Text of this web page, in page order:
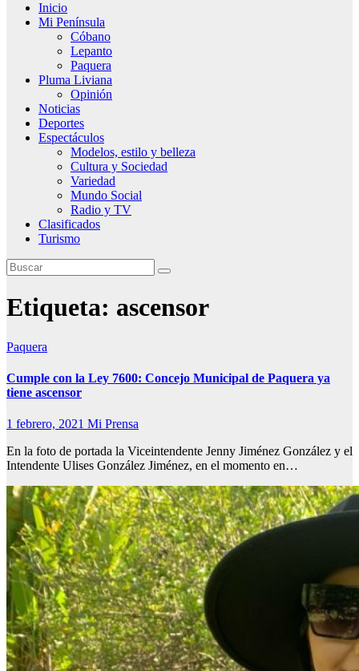
Inicio
Mi Península
Cóbano
Lepanto
Paquera
Pluma Liviana
Opinión
Noticias
Deportes
Espectáculos
Modelos, estilo y belleza
Cultura y Sociedad
Variedad
Mundo Social
Radio y TV
Clasificados
Turismo
Etiqueta: ascensor
Paquera
Cumple con la Ley 7600: Concejo Municipal de Paquera ya
tiene ascensor
1 febrero, 2021 Mi Prensa
En la foto de portada la Viceintendente Jenny Jiménez González y el
Intendente Ulises González Jiménez, en el momento en…